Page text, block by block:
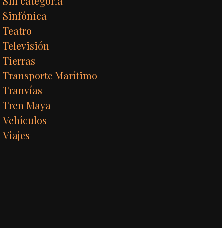
Sinfónica
Teatro
Televisión
Tierras
Transporte Marítimo
Tranvías
Tren Maya
Vehículos
Viajes